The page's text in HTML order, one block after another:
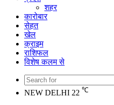
शहर
कारोबार
सेहत
खेल
क्राइम
राशिफल
विशेष कलम से
NEW DELHI 22 ℃